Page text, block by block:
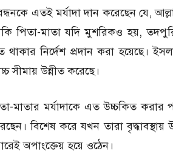
এতই মর্যাদা দান করেছেন যে,
পিতা-মাতা যদি মুশরিকও হয়,
নির্দেশ প্রদান করা হয়েছে।
সীমায় উন্নীত করেছে।
মাতার মর্যাদাকে এত উচ্চকিত
বিশেষ করে যখন তারা
অপাংক্তেয় হয়ে ওঠেন।